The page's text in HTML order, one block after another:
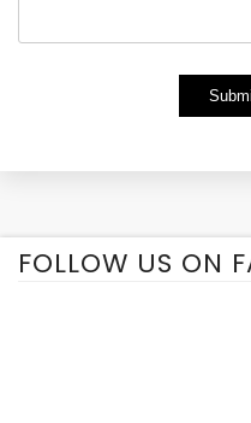
FOLLOW US ON